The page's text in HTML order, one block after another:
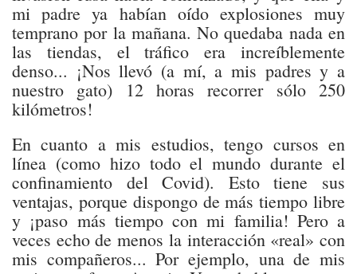
mi padre ya habían oído explosiones muy
temprano por la mañana. No quedaba nada en
las tiendas, el tráfico era increíblemente
denso... ¡Nos llevó (a mí, a mis padres y a
nuestro gato) 12 horas recorrer sólo 250
kilómetros!
En cuanto a mis estudios, tengo cursos en
línea (como hizo todo el mundo durante el
confinamiento del Covid). Esto tiene sus
ventajas, porque dispongo de más tiempo libre
y ¡paso más tiempo con mi familia! Pero a
veces echo de menos la interacción «real» con
mis compañeros... Por ejemplo, una de mis